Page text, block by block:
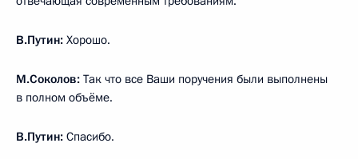
В.Путин: Хорошо.
М.Соколов: Так что все Ваши поручения были выполнены
в полном объёме.
В.Путин: Спасибо.